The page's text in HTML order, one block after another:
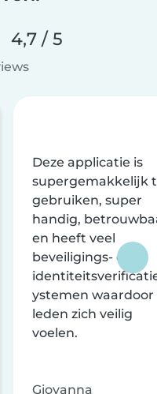
4,7 / 5
Deze applicatie is
supergemakkelijk
gebruiken, super
handig,
en heeft veel
beveiligings- en
ystemen waardoor
leden zich veilig
voelen.
Giovanna